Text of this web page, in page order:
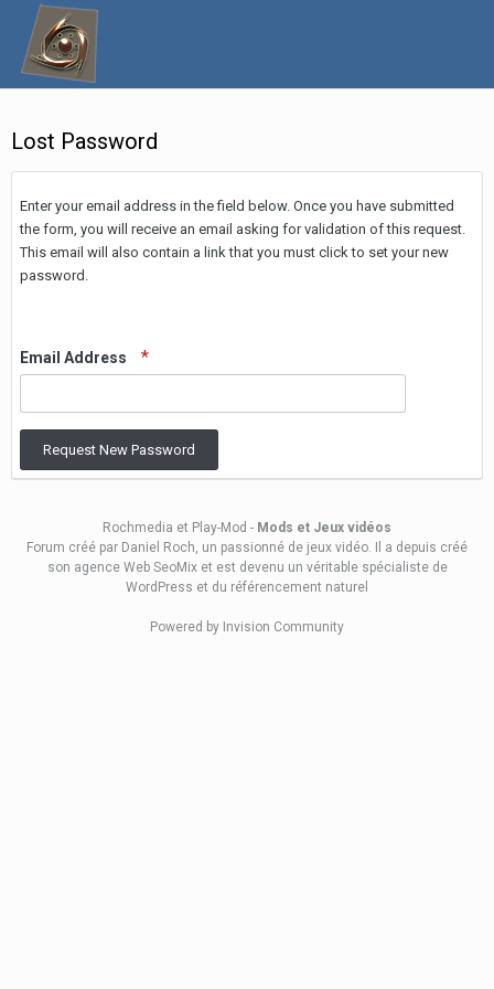
Lost Password
Enter your email address in the field below. Once you have submitted
the form, you will receive an email asking for validation of this request.
This email will also contain a link that you must click to set your new
password.
Email Address
Request New Password
Rochmedia et Play-Mod - Mods et Jeux vidéos
Forum créé par Daniel Roch, un passionné de jeux vidéo. Il a depuis créé
son agence Web SeoMixet est devenu un véritable spécialiste de
WordPress et du référencement naturel
Powered by Invision Community